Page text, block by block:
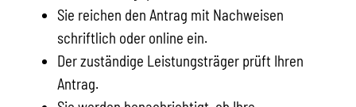
Sie reichen den Antrag mit Nachweisen
schriftlich oder online ein.
Der zuständige Leistungsträger prüft Ihren
Antrag.